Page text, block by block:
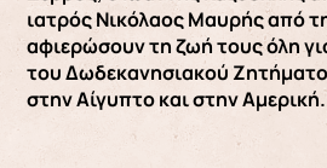
ιατρός Νικόλαος Μαυρής από
αφιερώσουν τη ζωή τους όλη
του Δωδεκανησιακού
στην Αίγυπτο και στην Αμερική.